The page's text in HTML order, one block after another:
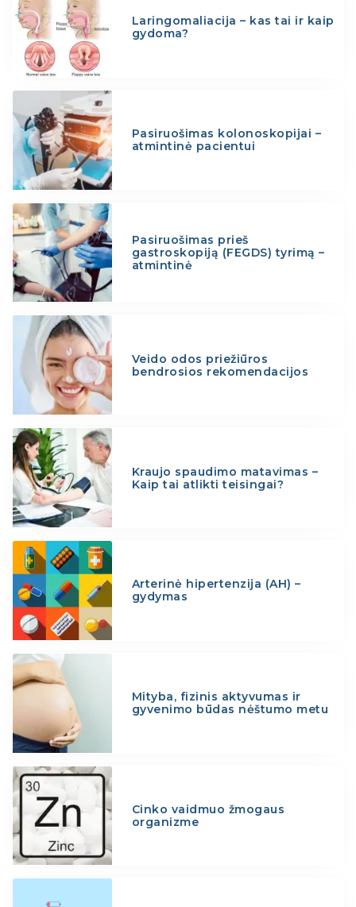
Laringomaliacija – kas tai ir kaip
gydoma?
Pasiruošimas kolonoskopijai –
atmintinė pacientui
Pasiruošimas prieš
gastroskopiją (FEGDS) tyrimą –
atmintinė
Veido odos priežiūros
bendrosios rekomendacijos
Kraujo spaudimo matavimas –
Kaip tai atlikti teisingai?
Arterinė hipertenzija (AH) –
gydymas
Mityba, fizinis aktyvumas ir
gyvenimo būdas nėštumo metu
Cinko vaidmuo žmogaus
organizme